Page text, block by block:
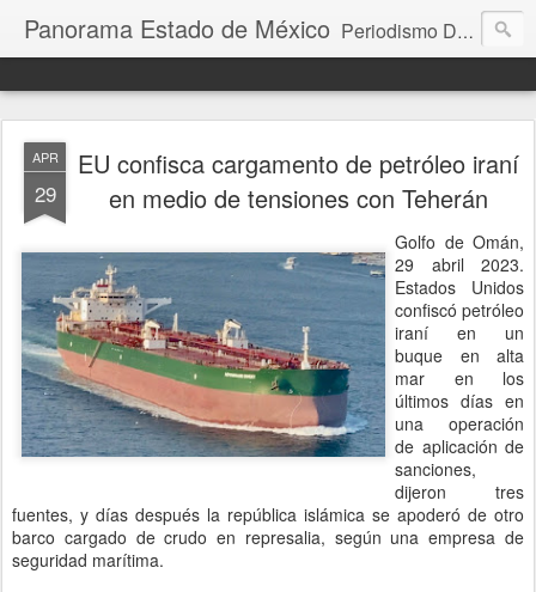
Panorama Estado de México Periodismo Digital
APR
29
EU confisca cargamento de petróleo iraní
en medio de tensiones con Teherán
Golfo de Omán,
29 abril 2023.
Estados Unidos
confiscó petróleo
iraní en un
buque en alta
mar en los
últimos días en
una operación
de aplicación de
sanciones,
dijeron tres
fuentes, y días después la república islámica se apoderó de otro
barco cargado de crudo en represalia, según una empresa de
seguridad marítima.